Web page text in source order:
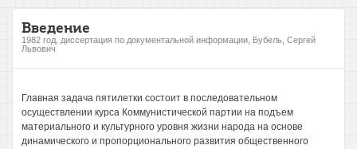
Введение
1982 год, диссертация по документальной информации, Бубель, Сергей
Львович
Главная задача пятилетки состоит в последовательном
осуществлении курса Коммунистической партии на подъем
материального и культурного уровня жизни народа на основе
динамического и пропорционального развития общественного